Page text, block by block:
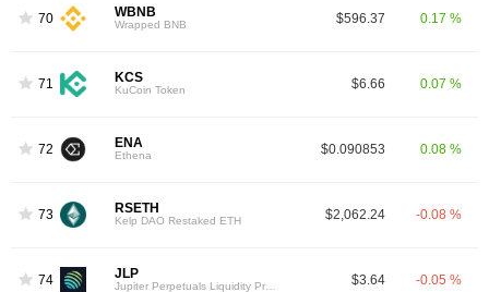
70 WBNB
Wrapped BNB $596.37 0.17 %
71 KCS
KuCoin Token $6.66 0.07 %
72 ENA
Ethena $0.090853 0.08 %
73 RSETH
Kelp DAO Restaked ETH $2,062.24 -0.08 %
74 JLP $3.64 -0.05 %